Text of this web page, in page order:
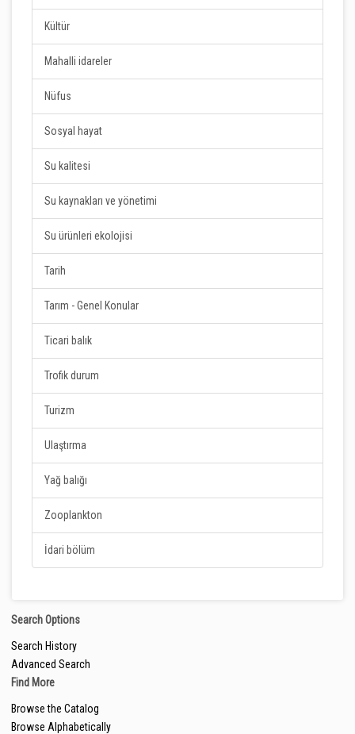
Kültür
Mahalli idareler
Nüfus
Sosyal hayat
Su kalitesi
Su kaynakları ve yönetimi
Su ürünleri ekolojisi
Tarih
Tarım - Genel Konular
Ticari balık
Trofik durum
Turizm
Ulaştırma
Yağ balığı
Zooplankton
İdari bölüm
Search Options
Search History
Advanced Search
Find More
Browse the Catalog
Browse Alphabetically